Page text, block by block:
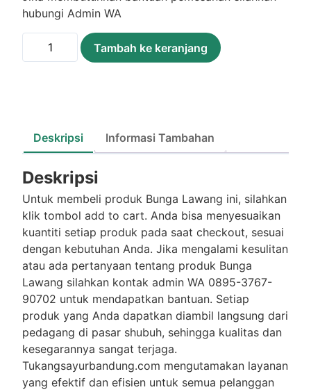
hubungi Admin WA
Kuantitas
Bunga
Tambah ke keranjang
Deskripsi Informasi Tambahan
Deskripsi
Untuk membeli produk Bunga Lawang ini, silahkan
klik tombol add to cart. Anda bisa menyesuaikan
kuantiti setiap produk pada saat checkout, sesuai
dengan kebutuhan Anda. Jika mengalami kesulitan
atau ada pertanyaan tentang produk Bunga
Lawang silahkan kontak admin WA 0895-3767-
90702 untuk mendapatkan bantuan. Setiap
produk yang Anda dapatkan diambil langsung dari
pedagang di pasar shubuh, sehingga kualitas dan
kesegarannya sangat terjaga.
Tukangsayurbandung.com mengutamakan layanan
yang efektif dan efisien untuk semua pelanggan